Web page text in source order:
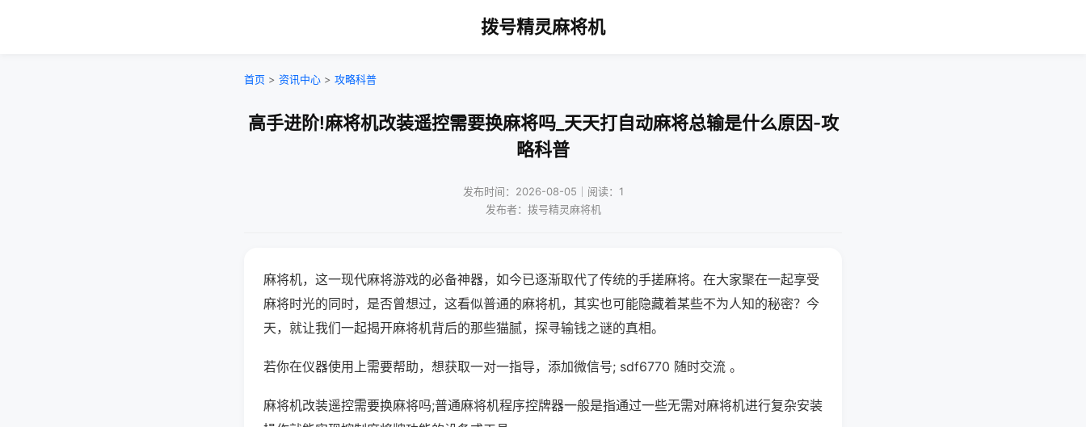
拨号精灵麻将机
首页 > 资讯中心 > 攻略科普
高手进阶!麻将机改装遥控需要换麻将吗_天天打自动麻将总输是什么原因-攻
略科普
发布时间：2026-08-05｜阅读：1
发布者：拨号精灵麻将机
麻将机，这一现代麻将游戏的必备神器，如今已逐渐取代了传统的手搓麻将。在大家聚在一起享受
麻将时光的同时，是否曾想过，这看似普通的麻将机，其实也可能隐藏着某些不为人知的秘密？今
天，就让我们一起揭开麻将机背后的那些猫腻，探寻输钱之谜的真相。
若你在仪器使用上需要帮助，想获取一对一指导，添加微信号; sdf6770 随时交流 。
麻将机改装遥控需要换麻将吗;普通麻将机程序控牌器一般是指通过一些无需对麻将机进行复杂安装